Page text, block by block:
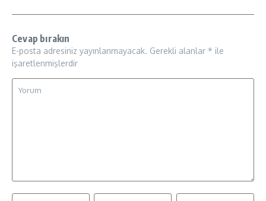
Cevap bırakın
E-posta adresiniz yayınlanmayacak. Gerekli alanlar * ile
işaretlenmişlerdir